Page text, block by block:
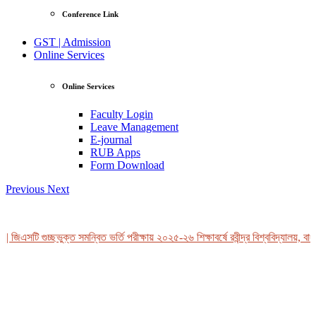
Conference Link
GST | Admission
Online Services
Online Services
Faculty Login
Leave Management
E-journal
RUB Apps
Form Download
Previous Next
গুচ্ছভুক্ত সমন্বিত ভর্তি পরীক্ষায় ২০২৫-২৬ শিক্ষাবর্ষে রবীন্দ্র বিশ্ববিদ্যালয়,